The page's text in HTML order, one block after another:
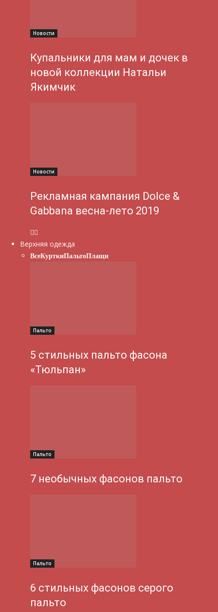
Новости
Купальники для мам и дочек в
новой коллекции Натальи
Якимчик
Новости
Рекламная кампания Dolce &
Gabbana весна-лето 2019
Верхняя одежда
ВсеКурткиПальтоПлащи
Пальто
5 стильных пальто фасона
«Тюльпан»
Пальто
7 необычных фасонов пальто
Пальто
6 стильных фасонов серого
пальто